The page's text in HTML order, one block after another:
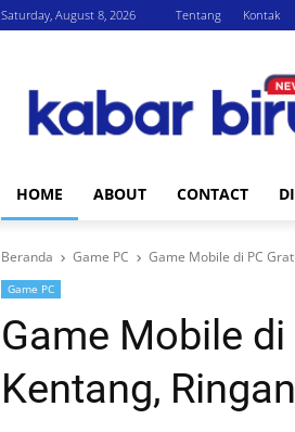
Saturday, August 8, 2026 Tentang Kontak
HOME ABOUT CONTACT
Beranda Game PC Game Mobile di PC
Game PC
Game Mobile
Kentang,